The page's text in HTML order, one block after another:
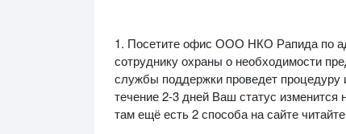
1. Посетите офис ООО НКО Рапида по
сотруднику охраны о необходимости
службы поддержки проведет процедуру
течение 2-3 дней Ваш статус изменится
там ещё есть 2 способа на сайте